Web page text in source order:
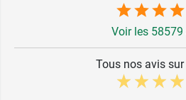
Voir les
Tous nos avis